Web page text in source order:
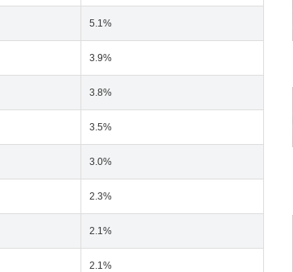
5.1%
3.9%
3.8%
3.5%
3.0%
2.3%
2.1%
2.1%